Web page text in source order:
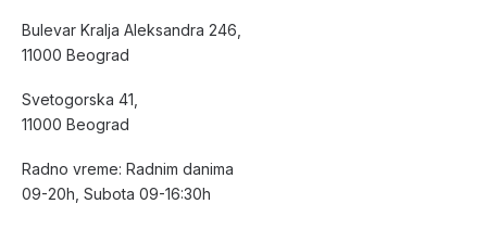
Bulevar Kralja Aleksandra 246,
11000 Beograd
Svetogorska 41,
11000 Beograd
Radno vreme: Radnim danima
09-20h, Subota 09-16:30h